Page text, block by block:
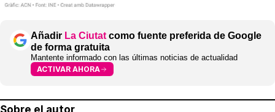
Añadir La Ciutat como fuente preferida de Google
de forma gratuita
Mantente informado con las últimas noticias de actualidad
ACTIVAR AHORA